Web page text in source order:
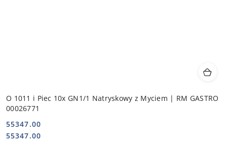
O 1011 i Piec 10x GN1/1 Natryskowy z Myciem | RM GASTRO
00026771
Cena:
55347.00
Cena:
55347.00